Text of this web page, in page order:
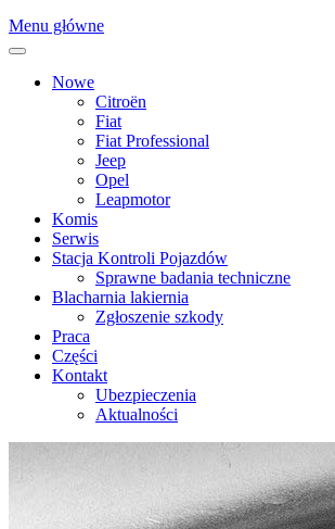
Menu główne
Nowe
Citroën
Fiat
Fiat Professional
Jeep
Opel
Leapmotor
Komis
Serwis
Stacja Kontroli Pojazdów
Sprawne badania techniczne
Blacharnia lakiernia
Zgłoszenie szkody
Praca
Części
Kontakt
Ubezpieczenia
Aktualności